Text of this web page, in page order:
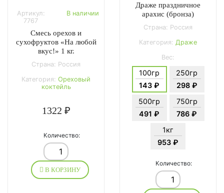
Артикул:
7767
В наличии
Смесь орехов и
сухофруктов «На любой
вкус!» 1 кг.
Страна: Россия
Категория: Ореховый
коктейль
1322 ₽
Количество:
В КОРЗИНУ
Драже праздничное
арахис (бронза)
Страна: Россия
Категория: Драже
Вес:
100гр
143 ₽
250гр
298 ₽
500гр
491 ₽
750гр
786 ₽
1кг
953 ₽
Количество: